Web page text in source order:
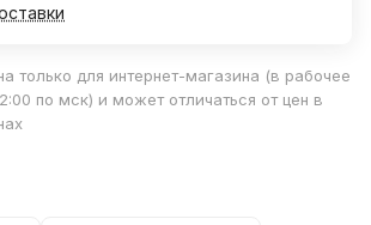
только для интернет-магазина (в рабочее
по мск) и может отличаться от цен в